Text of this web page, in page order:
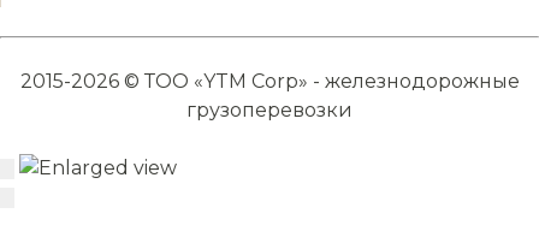
2015-2026 © ТОО «YTM Corp» - железнодорожные
грузоперевозки